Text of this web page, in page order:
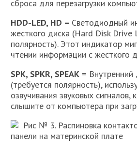
сброса для перезагрузки
HDD-LED, HD = Светодиодный
жесткого диска (Hard Disk Drive
полярность). Этот индикатор
чтении информации с жесткого
SPK, SPKR, SPEAK = Внутренний
(требуется полярность),
озвучивания звуковых сигналов,
слышите от компьютера при
Рис № 3. Распиновка
панели на материнской плате